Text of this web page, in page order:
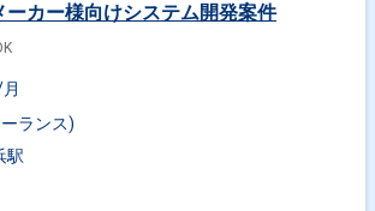
ーカー様向けシステム開発案件
ランス)
駅